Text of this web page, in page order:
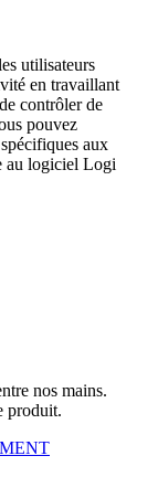
utilisateurs
en travaillant
contrôler de
pouvez
aux
au logiciel Logi
nos mains.
produit.